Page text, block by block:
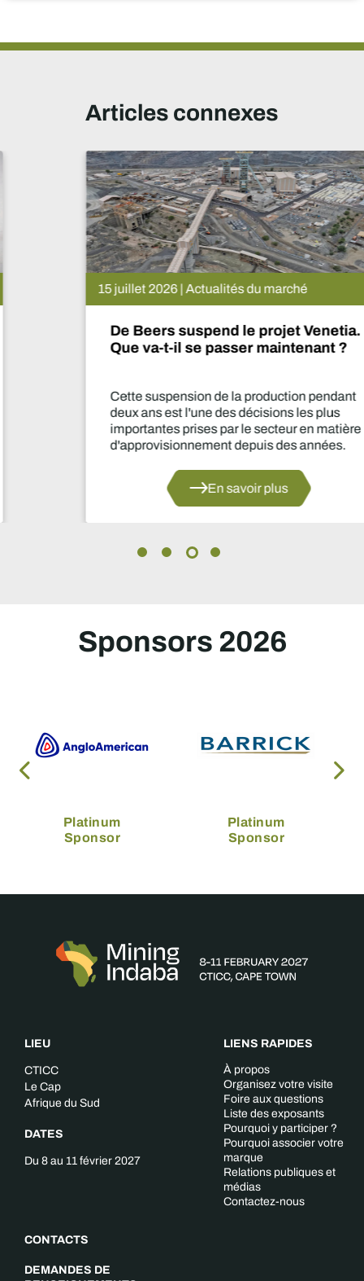
Articles connexes
15 juillet 2026 | Actualités du marché
De Beers suspend le projet Venetia.
Que va-t-il se passer maintenant ?
Cette suspension de la production pendant
deux ans est l'une des décisions les plus
importantes prises par le secteur en matière
d'approvisionnement depuis des années.
En savoir plus
Sponsors 2026
Platinum
Sponsor
Platinum
Sponsor
LIEU
CTICC
Le Cap
Afrique du Sud
DATES
Du 8 au 11 février 2027
CONTACTS
DEMANDES DE
LIENS RAPIDES
À propos
Organisez votre visite
Foire aux questions
Liste des exposants
Pourquoi y participer ?
Pourquoi associer votre
marque
Relations publiques et
médias
Contactez-nous